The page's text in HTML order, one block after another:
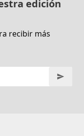
edición
recibir más